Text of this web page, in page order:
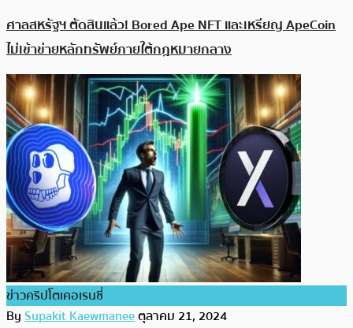
ศาลสหรัฐฯ ตัดสินแล้ว! Bored Ape NFT และเหรียญ ApeCoin
ไม่เข้าข่ายหลักทรัพย์ภายใต้กฎหมายกลาง
ข่าวคริปโตเคอเรนซี่
BySupakit Kaewmaneeตุลาคม 21, 2024